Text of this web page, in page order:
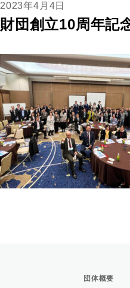
2023年4月4日
財団創立10周年記
団体概要